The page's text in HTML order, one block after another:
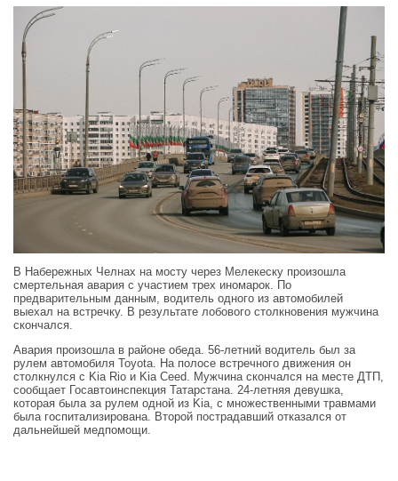
В Набережных Челнах на мосту через Мелекеску произошла
смертельная авария с участием трех иномарок. По
предварительным данным, водитель одного из автомобилей
выехал на встречку. В результате лобового столкновения мужчина
скончался.
Авария произошла в районе обеда. 56-летний водитель был за
рулем автомобиля Toyota. На полосе встречного движения он
столкнулся с Kia Rio и Kia Ceed. Мужчина скончался на месте ДТП,
сообщает Госавтоинспекция Татарстана. 24-летняя девушка,
которая была за рулем одной из Kia, с множественными травмами
была госпитализирована. Второй пострадавший отказался от
дальнейшей медпомощи.